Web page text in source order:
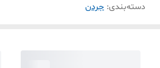
دسته‌بندی: جردن